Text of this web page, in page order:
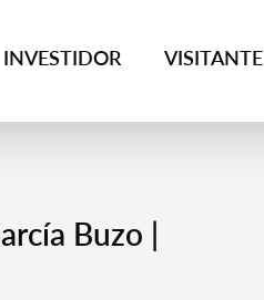
INVESTIDOR VISITANTE
Buzo |